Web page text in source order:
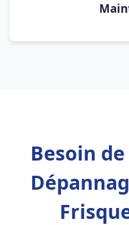
Besoin